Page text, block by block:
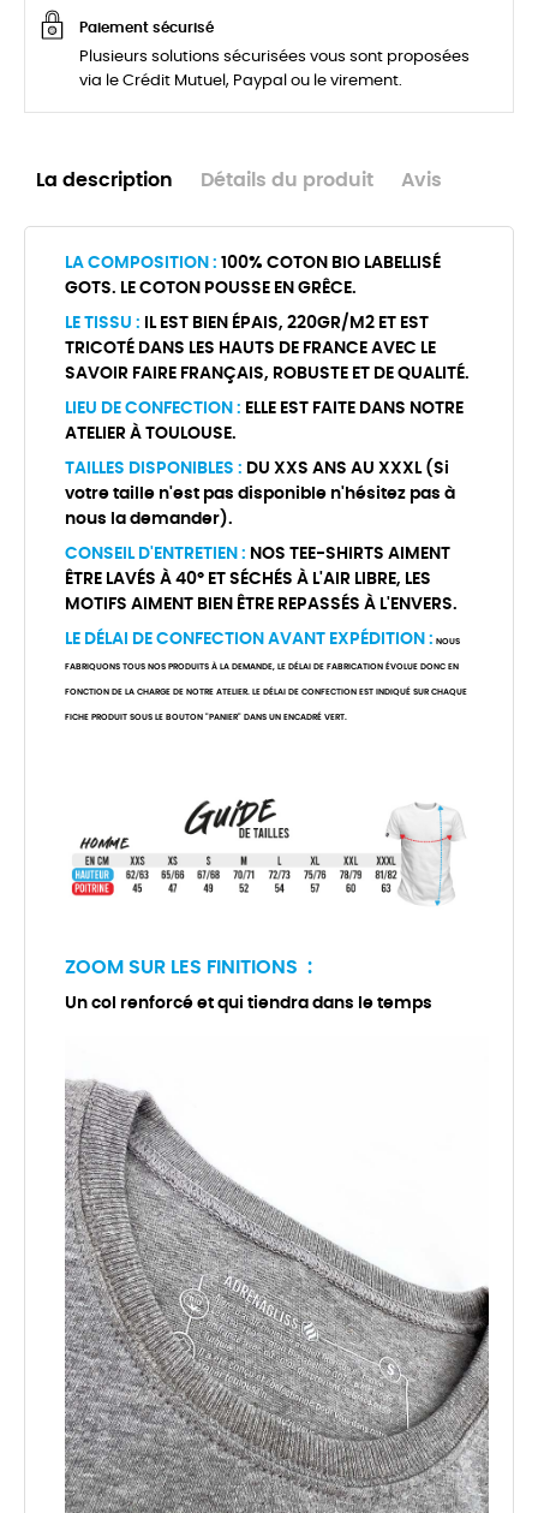
Paiement sécurisé
Plusieurs solutions sécurisées vous sont proposées
via le Crédit Mutuel, Paypal ou le virement.
La description Détails du produit Avis
LA COMPOSITION : 100% COTON BIO LABELLISÉ
GOTS. LE COTON POUSSE EN GRÊCE.
LE TISSU : IL EST BIEN ÉPAIS, 220GR/M2 ET EST
TRICOTÉ DANS LES HAUTS DE FRANCE AVEC LE
SAVOIR FAIRE FRANÇAIS, ROBUSTE ET DE QUALITÉ.
LIEU DE CONFECTION : ELLE EST FAITE DANS NOTRE
ATELIER À TOULOUSE.
TAILLES DISPONIBLES : DU XXS ANS AU XXXL (Si
votre taille n'est pas disponible n'hésitez pas à
nous la demander).
CONSEIL D'ENTRETIEN : NOS TEE-SHIRTS AIMENT
ÊTRE LAVÉS À 40° ET SÉCHÉS À L'AIR LIBRE, LES
MOTIFS AIMENT BIEN ÊTRE REPASSÉS À L'ENVERS.
LE DÉLAI DE CONFECTION AVANT EXPÉDITION : NOUS
FABRIQUONS TOUS NOS PRODUITS À LA DEMANDE, LE DÉLAI DE FABRICATION ÉVOLUE DONC EN
FONCTION DE LA CHARGE DE NOTRE ATELIER. LE DÉLAI DE CONFECTION EST INDIQUÉ SUR CHAQUE
FICHE PRODUIT SOUS LE BOUTON "PANIER" DANS UN ENCADRÉ VERT.
ZOOM SUR LES FINITIONS :
Un col renforcé et qui tiendra dans le temps